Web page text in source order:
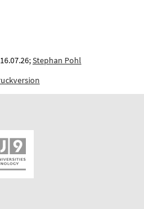
Stephan Pohl